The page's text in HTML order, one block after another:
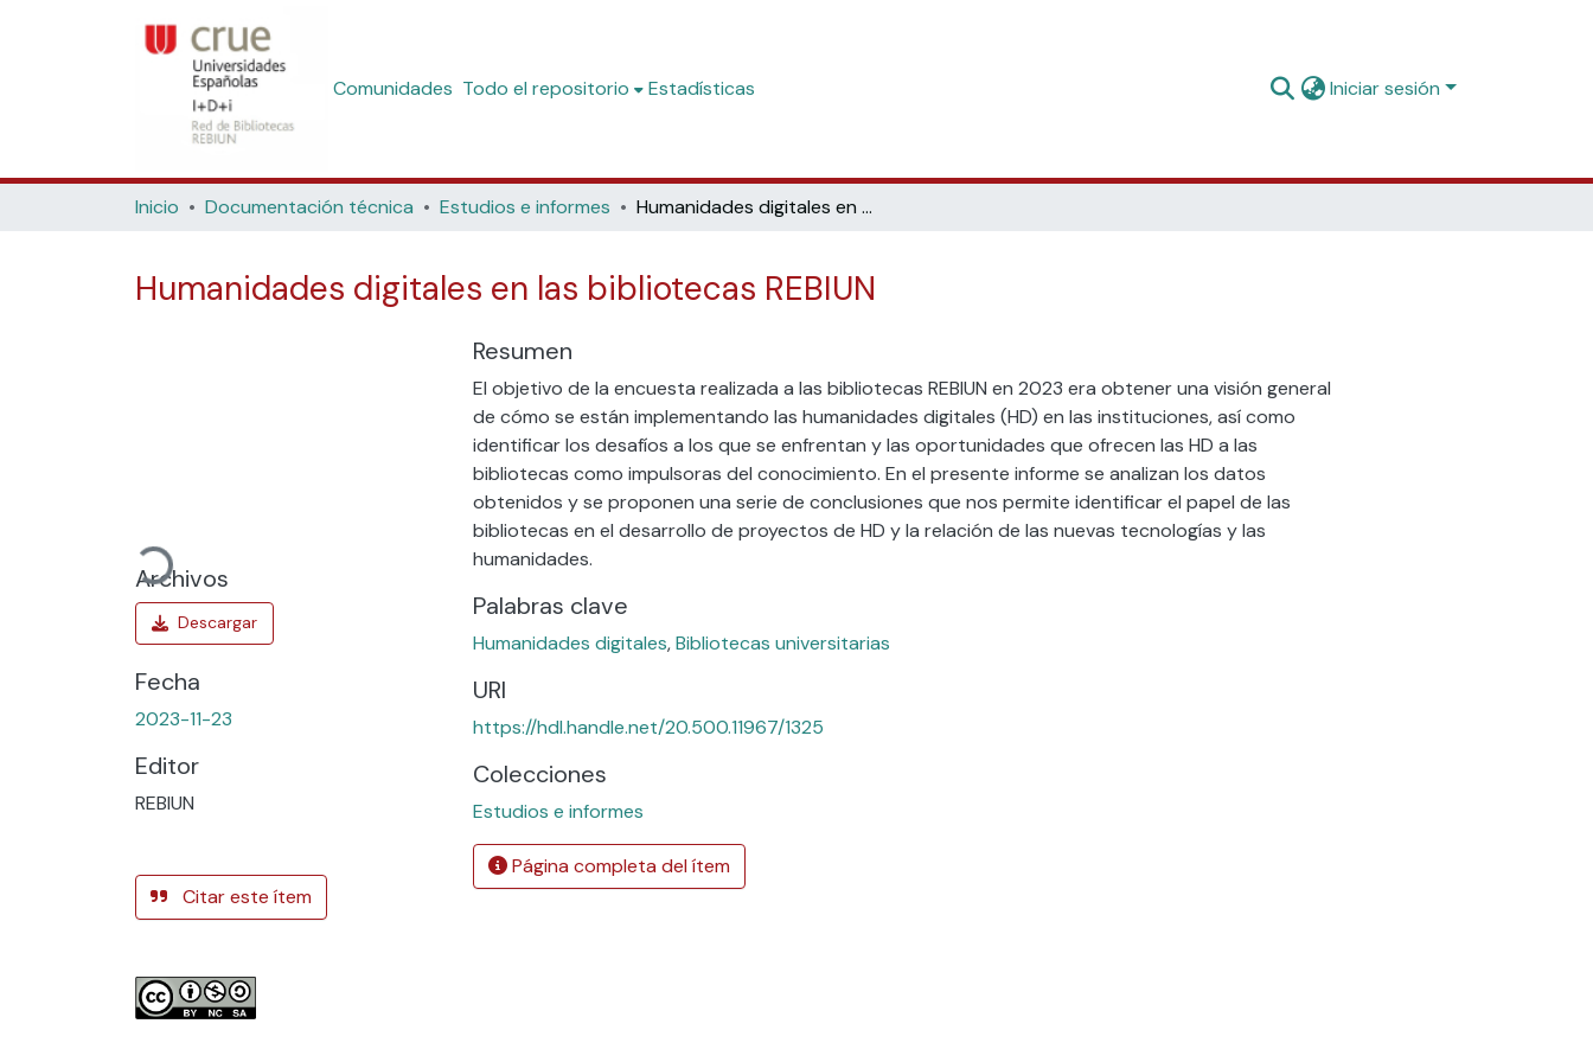
Comunidades Todo el repositorio Estadísticas Iniciar sesión
Inicio Documentación técnica Estudios e informes Humanidades digitales en las bibliotecas REBIUN
Humanidades digitales en las bibliotecas REBIUN
Cargando...
Archivos
Fecha
2023-11-23
Editor
REBIUN
Citar este ítem
Resumen
El objetivo de la encuesta realizada a las bibliotecas REBIUN en 2023 era obtener una visión general
de cómo se están implementando las humanidades digitales (HD) en las instituciones, así como
identificar los desafíos a los que se enfrentan y las oportunidades que ofrecen las HD a las
bibliotecas como impulsoras del conocimiento. En el presente informe se analizan los datos
obtenidos y se proponen una serie de conclusiones que nos permite identificar el papel de las
bibliotecas en el desarrollo de proyectos de HD y la relación de las nuevas tecnologías y las
humanidades.
Palabras clave
Humanidades digitales,Bibliotecas universitarias
URI
https://hdl.handle.net/20.500.11967/1325
Colecciones
Estudios e informes
Página completa del ítem